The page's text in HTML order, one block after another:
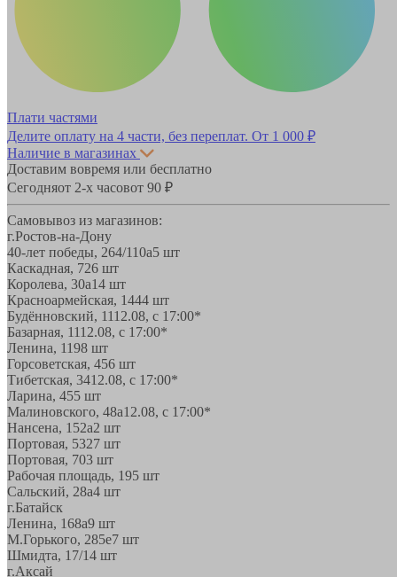
Плати частями
Делите оплату на 4 части, без переплат. От 1 000 ₽
Наличие в магазинах
Доставим вовремя или бесплатно
Сегодняот 2-х часовот 90 ₽
Самовывоз из магазинов:
г.Ростов-на-Дону
40-лет победы, 264/110а5 шт
Каскадная, 726 шт
Королева, 30а14 шт
Красноармейская, 1444 шт
Будённовский, 1112.08, с 17:00*
Базарная, 1112.08, с 17:00*
Ленина, 1198 шт
Горсоветская, 456 шт
Тибетская, 3412.08, с 17:00*
Ларина, 455 шт
Малиновского, 48а12.08, с 17:00*
Нансена, 152а2 шт
Портовая, 5327 шт
Портовая, 703 шт
Рабочая площадь, 195 шт
Сальский, 28a4 шт
г.Батайск
Ленина, 168а9 шт
М.Горького, 285е7 шт
Шмидта, 17/14 шт
г.Аксай